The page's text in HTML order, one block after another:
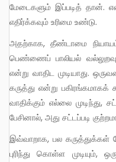
மேடைகளும் இப்படித் தான்.
எதிர்க்கவும் உரிமை உண்டு.
அதற்காக, தீண்டாமை நியாயம் என்று மேடை போட்டு பேச முடியாது.
பெண்ணைப் பாலியல்
என்று வாதிட முடியாது.
கருத்து என்று பகிரங்கமாகக்
வாதிக்கும் எல்லை முடிந்து,
பேசினால், அது சட்டப்படி
இவ்வாறாக, பல கருத்துக்கள் மோதும் போது தான் பல பரிமாணங்களைப்
புரிந்து கொள்ள முடியும்,